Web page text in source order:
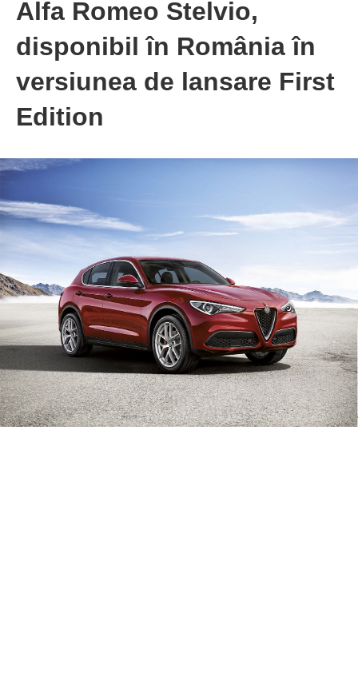
Alfa Romeo Stelvio,
disponibil în România în
versiunea de lansare First
Edition